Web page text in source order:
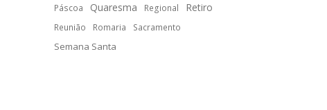
Páscoa Quaresma Regional Retiro
Reunião Romaria Sacramento
Semana Santa